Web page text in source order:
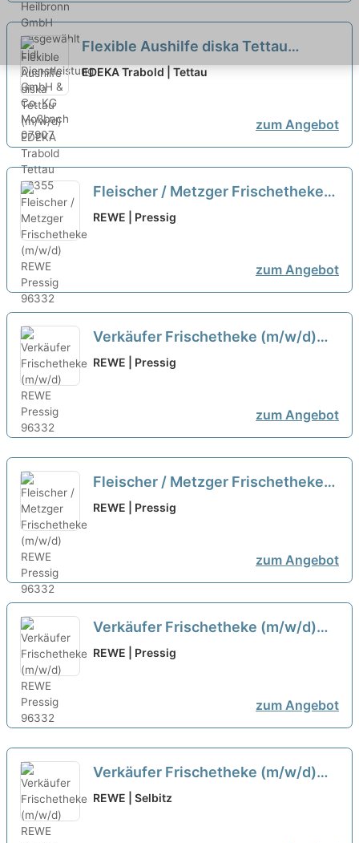
Flexible Aushilfe diska Tettau
(m/w/d) neu
EDEKA Trabold | Tettau
zum Angebot
Fleischer / Metzger Frischetheke
(m/w/d) neu
REWE | Pressig
zum Angebot
Verkäufer Frischetheke (m/w/d)
neu
REWE | Pressig
zum Angebot
Fleischer / Metzger Frischetheke
(m/w/d) neu
REWE | Pressig
zum Angebot
Verkäufer Frischetheke (m/w/d)
neu
REWE | Pressig
zum Angebot
Verkäufer Frischetheke (m/w/d)
neu
REWE | Selbitz